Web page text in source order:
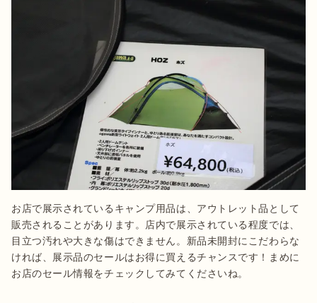
お店で展示されているキャンプ用品は、アウトレット品として
販売されることがあります。店内で展示されている程度では、
目立つ汚れや大きな傷はできません。新品未開封にこだわらな
ければ、展示品のセールはお得に買えるチャンスです！まめに
お店のセール情報をチェックしてみてくださいね。